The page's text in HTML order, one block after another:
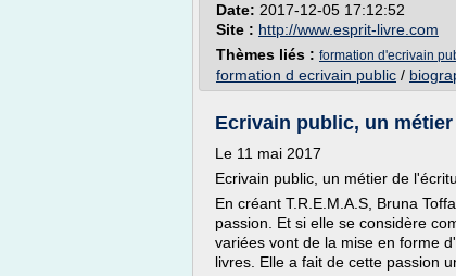
Date: 2017-12-05 17:12:52
Site : http://www.esprit-livre.com
Thèmes liés : formation d'ecrivain
formation d ecrivain public /
Ecrivain public, un
Le 11 mai 2017
Ecrivain public, un métier de
En créant T.R.E.M.A.S, Bruna
passion. Et si elle se considère
variées vont de la mise en forme
livres. Elle a fait de cette passion